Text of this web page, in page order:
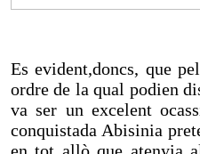
Es evident,doncs, que
ordre de la qual podien
va ser un excelent
conquistada Abisinia